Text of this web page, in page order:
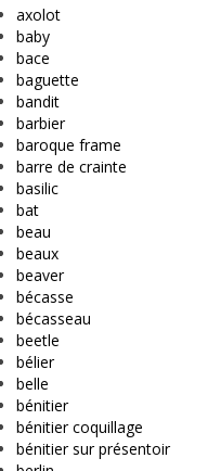
axolot
baby
bace
baguette
bandit
barbier
baroque frame
barre de crainte
basilic
bat
beau
beaux
beaver
bécasse
bécasseau
beetle
bélier
belle
bénitier
bénitier coquillage
bénitier sur présentoir